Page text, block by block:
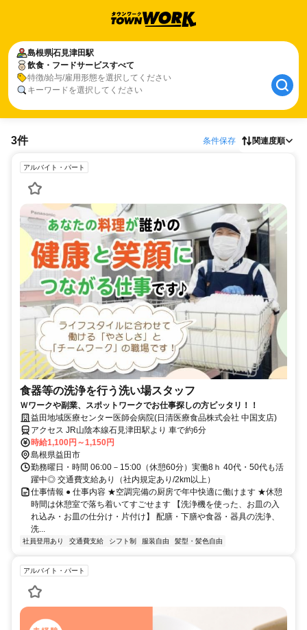
島根県石見津田駅
飲食・フードサービスすべて
特徴/給与/雇用形態を選択してください
キーワードを選択してください
3件 条件保存 関連度順
アルバイト・パート
食器等の洗浄を行う洗い場スタッフ
Ｗワークや副業、スポットワークでお仕事探しの方ピッタリ！！
益田地域医療センター医師会病院(日清医療食品株式会社 中国支店)
アクセス JR山陰本線石見津田駅より 車で約6分
時給1,100円～1,150円
島根県益田市
勤務曜日・時間 06:00－15:00（休憩60分）実働8ｈ 40代・50代も活
躍中◎ 交通費支給あり（社内規定あり/2km以上）
仕事情報 ● 仕事内容 ★空調完備の厨房で年中快適に働けます ★休憩
時間は休憩室で落ち着いてすごせます 【洗浄機を使った、お皿の入
れ込み・お皿の仕分け・片付け】 配膳・下膳や食器・器具の洗浄、
洗...
社員登用あり 交通費支給 シフト制 服装自由 髪型・髪色自由
アルバイト・パート